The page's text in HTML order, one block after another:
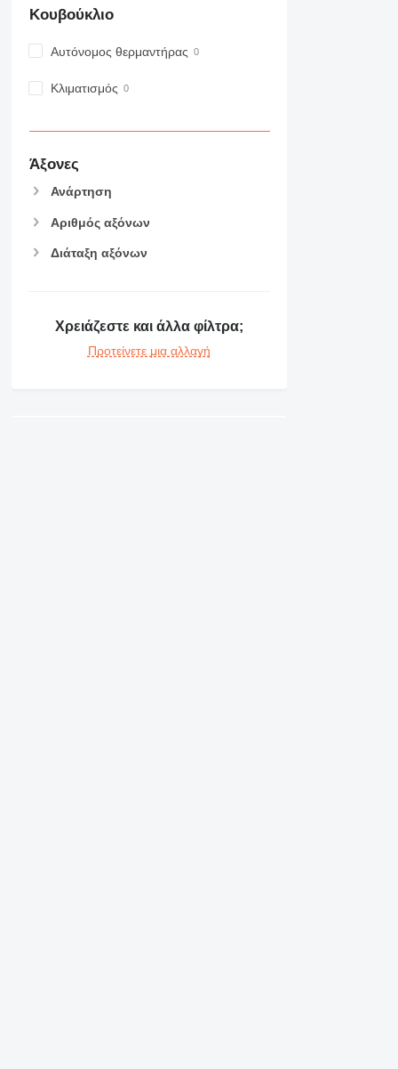
988
992
C-series
CS
F-series
GC
M-series
PM
Κουβούκλιο
Αυτόνομος θερμαντήρας
Κλιματισμός
Άξονες
Ανάρτηση
Αριθμός αξόνων
Διάταξη αξόνων
Χρειάζεστε και άλλα φίλτρα;
Προτείνετε μια αλλαγή